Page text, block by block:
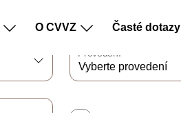
O CVVZ Časté dotazy
Provedení